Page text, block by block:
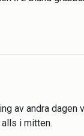
av andra dagen
i mitten.